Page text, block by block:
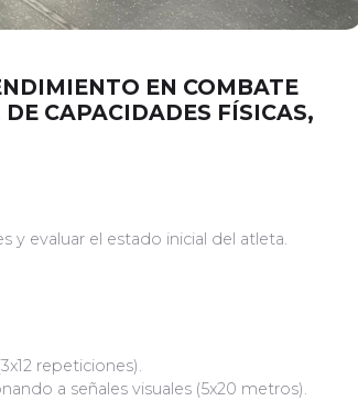
EN COMBATE
CAPACIDADES FÍSICAS,
y evaluar el estado inicial del atleta.
repeticiones).
a señales visuales (5x20 metros).